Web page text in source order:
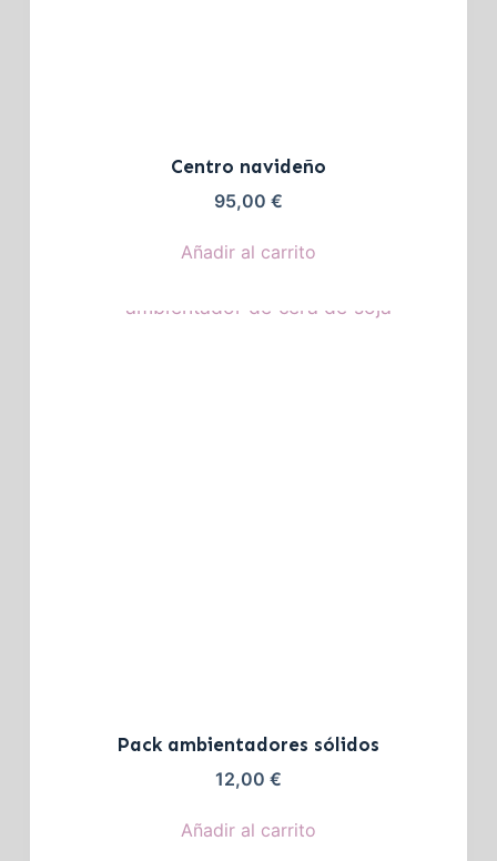
Centro navideño
95,00 €
Añadir al carrito
Pack ambientadores sólidos
12,00 €
Añadir al carrito